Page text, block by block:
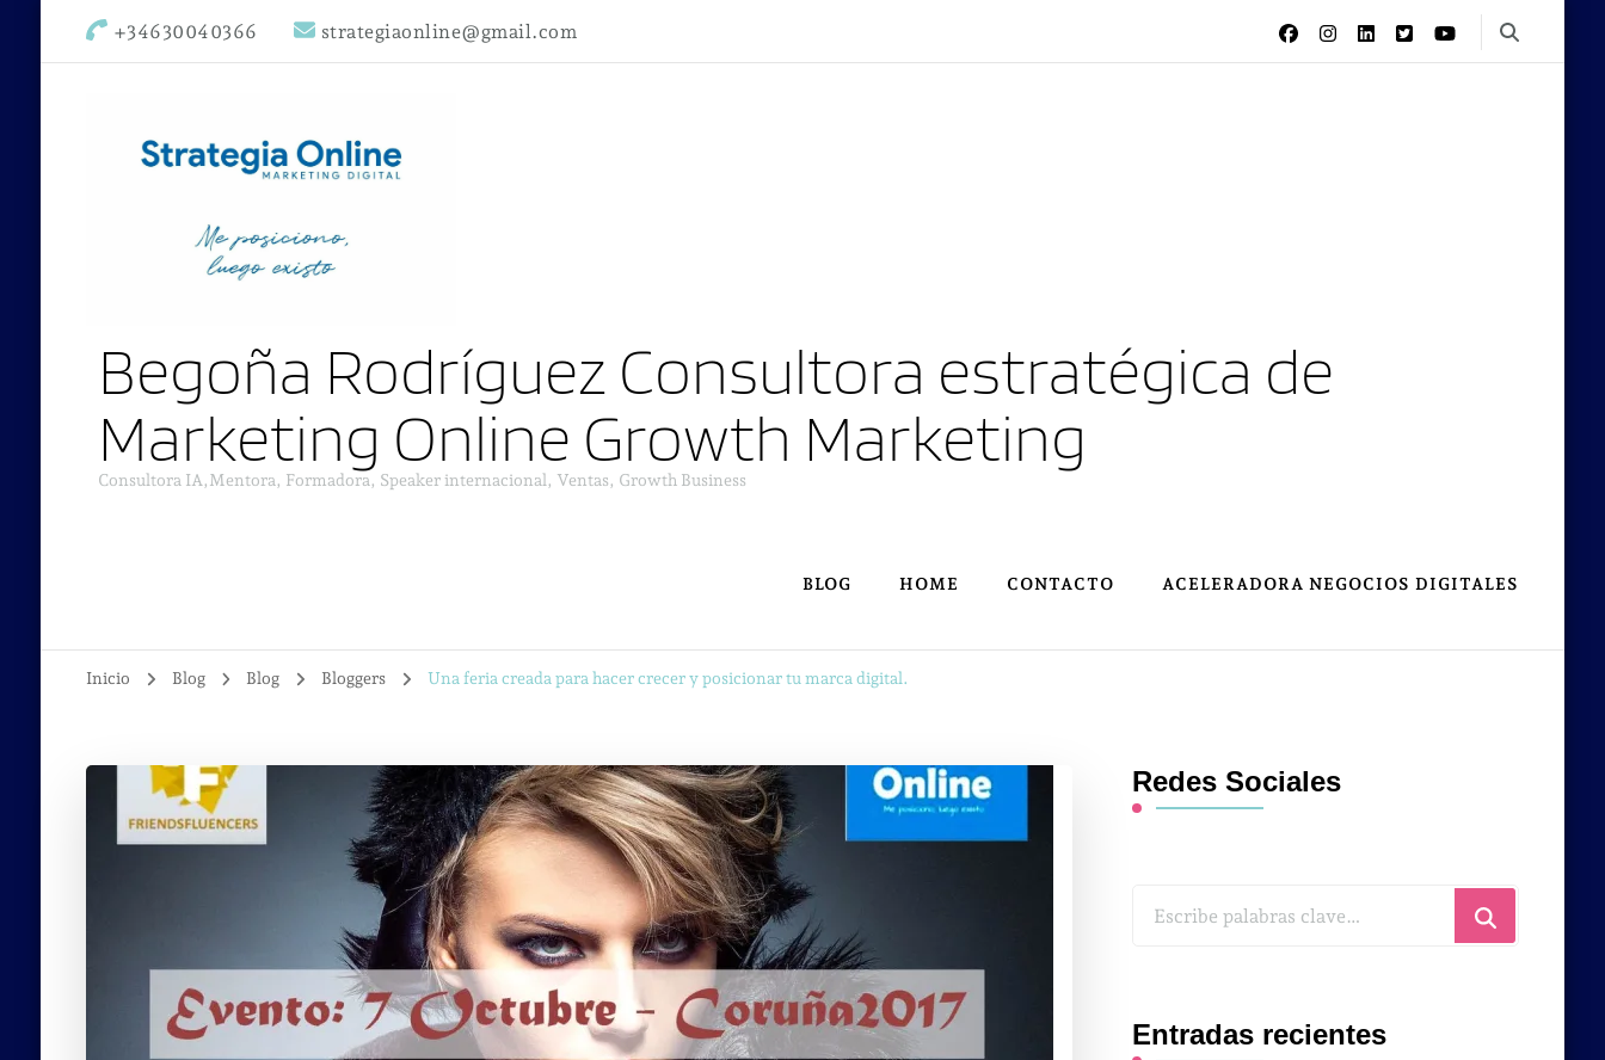
+34630040366 strategiaonline@gmail.com
Begoña Rodríguez Consultora estratégica de
Marketing Online Growth Marketing
Consultora IA,Mentora, Formadora, Speaker internacional, Ventas, Growth Business
BLOG HOME CONTACTO ACELERADORA NEGOCIOS DIGITALES
Inicio Blog Blog Bloggers Una feria creada para hacer crecer y posicionar tu marca digital.
Redes Sociales
¿Buscas
Entradas recientes